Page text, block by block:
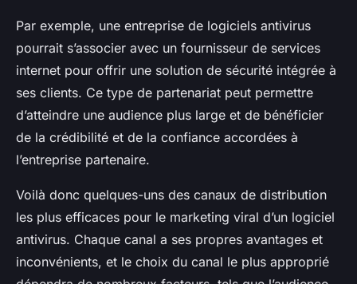
Par exemple, une entreprise de logiciels antivirus
pourrait s’associer avec un fournisseur de services
internet pour offrir une solution de sécurité intégrée à
ses clients. Ce type de partenariat peut permettre
d’atteindre une audience plus large et de bénéficier
de la crédibilité et de la confiance accordées à
l’entreprise partenaire.
Voilà donc quelques-uns des canaux de distribution
les plus efficaces pour le marketing viral d’un logiciel
antivirus. Chaque canal a ses propres avantages et
inconvénients, et le choix du canal le plus approprié